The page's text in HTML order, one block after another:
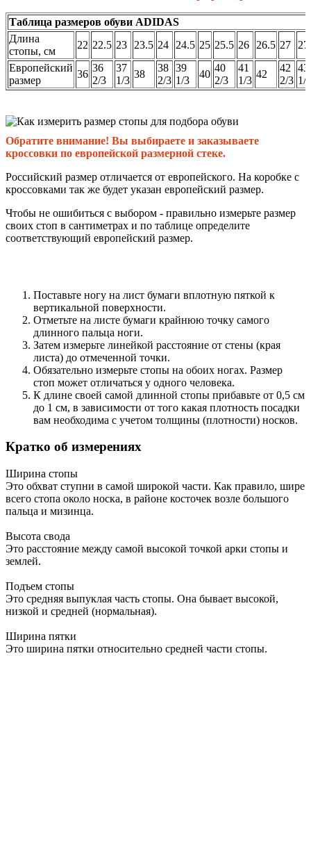
Таблица размеров обуви ADIDAS
Длина
стопы, см
22 22.5 23 23.5 24 24.5 25 25.5 26 26.5 27
Европейский
размер
36
36
2/3
37
1/3
38
38
2/3
39
1/3
40
40
2/3
41
1/3
42
42
2/3
43
1/3
Обратите внимание! Вы выбираете и заказываете
кроссовки по европейской размерной стеке.
Российский размер отличается от европейского. На коробке с
кроссовками так же будет указан европейский размер.
Чтобы не ошибиться с выбором - правильно измерьте размер
своих стоп в сантиметрах и по таблице определите
соответствующий европейский размер.
Поставьте ногу на лист бумаги вплотную пяткой к
вертикальной поверхности.
Отметьте на листе бумаги крайнюю точку самого
длинного пальца ноги.
Затем измерьте линейкой расстояние от стены (края
листа) до отмеченной точки.
Обязательно измерьте стопы на обоих ногах. Размер
стоп может отличаться у одного человека.
К длине своей самой длинной стопы прибавьте от 0,5 см
до 1 см, в зависимости от того какая плотность посадки
вам необходима с учетом толщины (плотности) носков.
Кратко об измерениях
Ширина стопы
Это обхват ступни в самой широкой части. Как правило, шире
всего стопа около носка, в районе косточек возле большого
пальца и мизинца.
Высота свода
Это расстояние между самой высокой точкой арки стопы и
землей.
Подъем стопы
Это средняя выпуклая часть стопы. Она бывает высокой,
низкой и средней (нормальная).
Ширина пятки
Это ширина пятки относительно средней части стопы.